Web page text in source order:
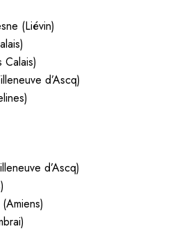
(Liévin)
d’Ascq)
d’Ascq)